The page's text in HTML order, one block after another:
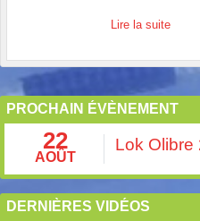
Lire la suite
PROCHAIN ÉVÈNEMENT
22
AOÛT
Lok Olibre
DERNIÈRES VIDÉOS